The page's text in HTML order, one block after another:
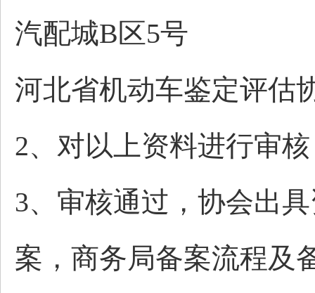
汽配城B区5号
河北省机动车鉴定评估
2、对以上资料进行审核
3、审核通过，协会出
案，商务局备案流程及